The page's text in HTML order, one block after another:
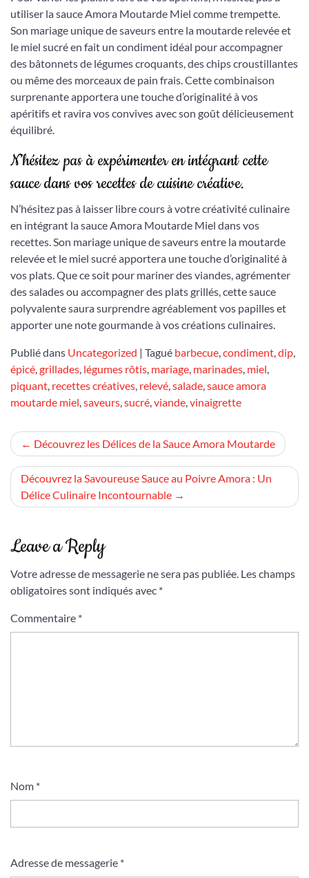
utiliser la sauce Amora Moutarde Miel comme trempette.
Son mariage unique de saveurs entre la moutarde relevée et
le miel sucré en fait un condiment idéal pour accompagner
des bâtonnets de légumes croquants, des chips croustillantes
ou même des morceaux de pain frais. Cette combinaison
surprenante apportera une touche d’originalité à vos
apéritifs et ravira vos convives avec son goût délicieusement
équilibré.
N’hésitez pas à expérimenter en intégrant cette
sauce dans vos recettes de cuisine créative.
N’hésitez pas à laisser libre cours à votre créativité culinaire
en intégrant la sauce Amora Moutarde Miel dans vos
recettes. Son mariage unique de saveurs entre la moutarde
relevée et le miel sucré apportera une touche d’originalité à
vos plats. Que ce soit pour mariner des viandes, agrémenter
des salades ou accompagner des plats grillés, cette sauce
polyvalente saura surprendre agréablement vos papilles et
apporter une note gourmande à vos créations culinaires.
Publié dans Uncategorized | Tagué barbecue,condiment,dip,
épicé,grillades, légumes rôtis, mariage, marinades, miel,
piquant, recettes créatives, relevé,salade,sauce amora
moutarde miel,saveurs,sucré,viande,vinaigrette
Navigation
de
l’article
Découvrez les Délices de la Sauce Amora Moutarde
Découvrez la Savoureuse Sauce au Poivre Amora : Un
Délice Culinaire Incontournable
Leave a Reply
Votre adresse de messagerie ne sera pas publiée. Les champs
obligatoires sont indiqués avec *
Commentaire *
Nom *
Adresse de messagerie *